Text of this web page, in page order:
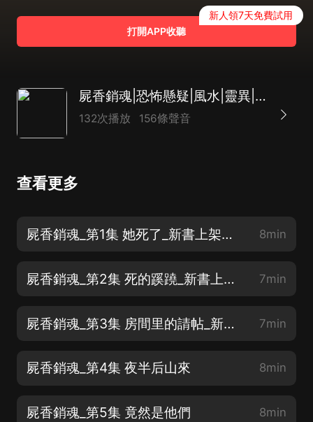
打開APP收聽
新人領7天免費試用
屍香銷魂|恐怖懸疑|風水|靈異|都市懸疑|AI多播
132次播放 156條聲音
查看更多
屍香銷魂_第1集 她死了_新書上架，求訂閱點讚 8min
屍香銷魂_第2集 死的蹊蹺_新書上架，求訂閱點讚 7min
屍香銷魂_第3集 房間里的請帖_新書上架，求訂閱點讚 7min
屍香銷魂_第4集 夜半后山來 8min
屍香銷魂_第5集 竟然是他們 8min